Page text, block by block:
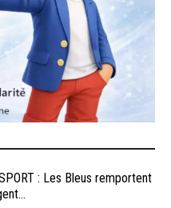
: Les Bleus remportent